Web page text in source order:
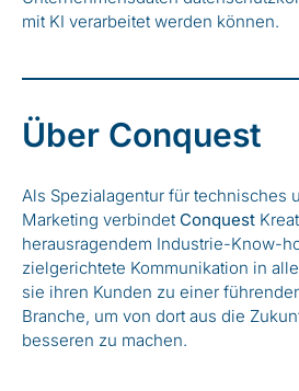
mit KI verarbeitet werden können.
Über Conquest
Als Spezialagentur für technisches
Marketing verbindet Conquest
herausragendem Industrie-Know-
zielgerichtete Kommunikation in
sie ihren Kunden zu einer
Branche, um von dort aus die
besseren zu machen.